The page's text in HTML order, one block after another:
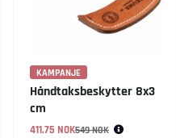
KAMPANJE
Håndtaksbeskytter 8x3
cm
411.75 NOK
Vanlig pris:549 NOK